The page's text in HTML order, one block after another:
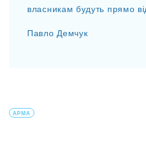
власникам будуть прямо
Павло Демчук
АРМА